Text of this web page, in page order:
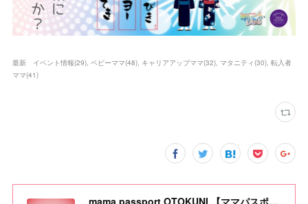
最新 イベント情報(29) ベビーママ(48) キャリアアップママ(32) マタニティ(30) 転入者
ママ(41)
mama passport OTOKUNI 【ママパスポートおとくに】